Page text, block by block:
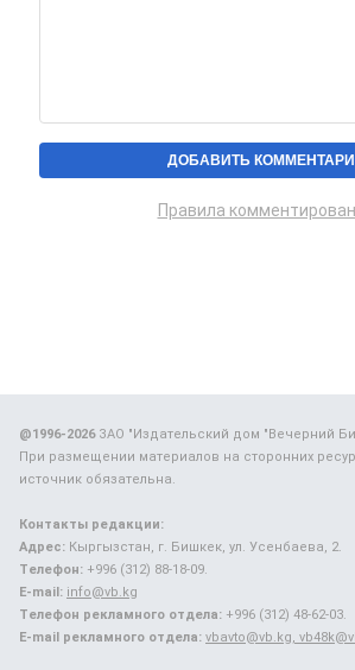
Правила
@1996-2026ЗАО "Издательский дом "Вечерний
При размещении материалов на сторонних
источник обязательна.
Контакты редакции:
Адрес: Кыргызстан, г. Бишкек, ул. Усенбаева, 2.
Телефон: +996 (312) 88-18-09.
E-mail: info@vb.kg
Телефон рекламного отдела: +996 (312) 48-62-03.
E-mail рекламного отдела: vbavto@vb.kg,